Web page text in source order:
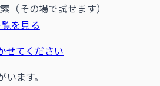
（その場で試せます）
を見る
せてください
ます。